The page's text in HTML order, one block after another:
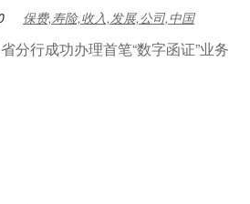
保费,寿险,收入,发展,公司,中国